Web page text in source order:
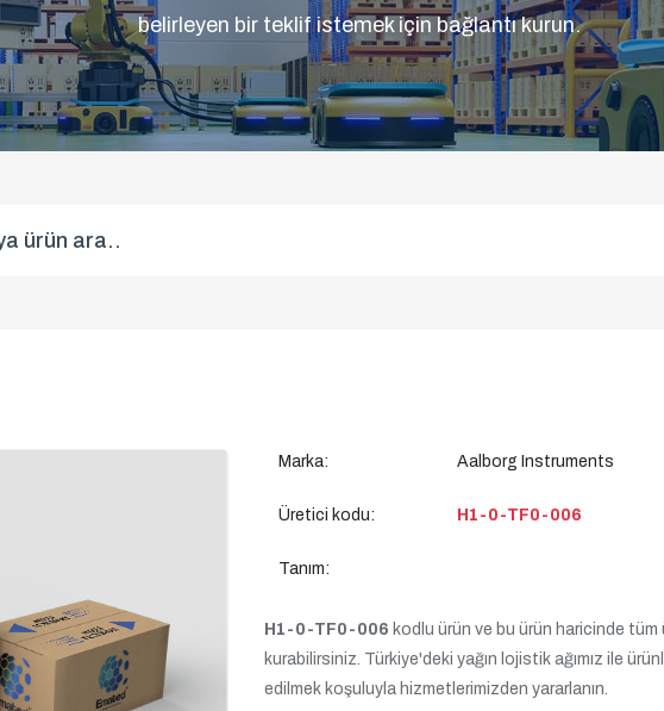
belirleyen bir teklif istemek için bağlantı kurun.
Marka: Aalborg Instruments
Üretici kodu: H1-0-TF0-006
Tanım:
H1-0-TF0-006 kodlu ürün ve bu ürün haricinde
kurabilirsiniz. Türkiye'deki yağın lojistik ağımız ile
edilmek koşuluyla hizmetlerimizden yararlanın.